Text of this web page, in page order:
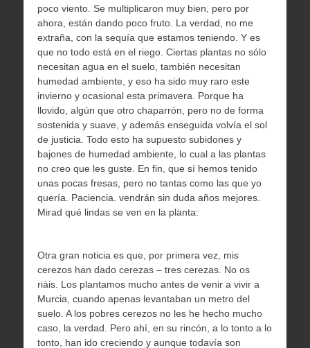
poco viento. Se multiplicaron muy bien, pero por
ahora, están dando poco fruto. La verdad, no me
extraña, con la sequía que estamos teniendo. Y es
que no todo está en el riego. Ciertas plantas no sólo
necesitan agua en el suelo, también necesitan
humedad ambiente, y eso ha sido muy raro este
invierno y ocasional esta primavera. Porque ha
llovido, algún que otro chaparrón, pero no de forma
sostenida y suave, y además enseguida volvía el sol
de justicia. Todo esto ha supuesto subidones y
bajones de humedad ambiente, lo cual a las plantas
no creo que les guste. En fin, que sí hemos tenido
unas pocas fresas, pero no tantas como las que yo
quería. Paciencia. vendrán sin duda años mejores.
Mirad qué lindas se ven en la planta:
Otra gran noticia es que, por primera vez, mis
cerezos han dado cerezas – tres cerezas. No os
riáis. Los plantamos mucho antes de venir a vivir a
Murcia, cuando apenas levantaban un metro del
suelo. A los pobres cerezos no les he hecho mucho
caso, la verdad. Pero ahí, en su rincón, a lo tonto a lo
tonto, han ido creciendo y aunque todavía son